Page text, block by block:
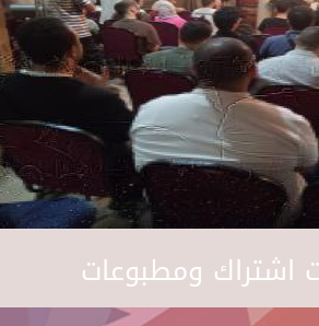
اشتراك ومطبوعات